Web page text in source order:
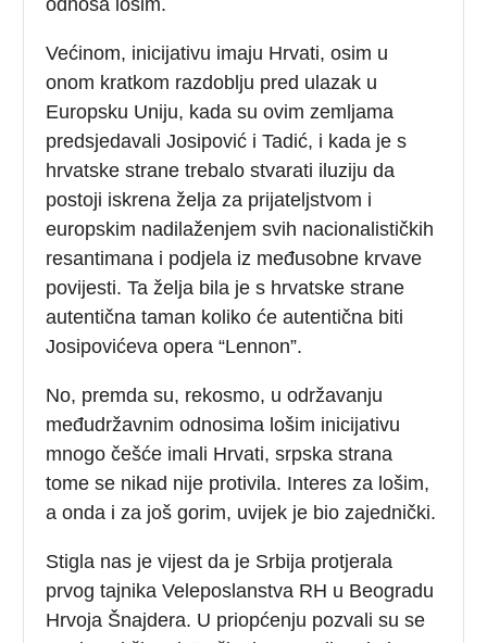
Većinom, inicijativu imaju Hrvati, osim u
onom kratkom razdoblju pred ulazak u
Europsku Uniju, kada su ovim zemljama
predsjedavali Josipović i Tadić, i kada je s
hrvatske strane trebalo stvarati iluziju da
postoji iskrena želja za prijateljstvom i
europskim nadilaženjem svih nacionalističkih
resantimana i podjela iz međusobne krvave
povijesti. Ta želja bila je s hrvatske strane
autentična taman koliko će autentična biti
Josipovićeva opera “Lennon”.
No, premda su, rekosmo, u održavanju
međudržavnim odnosima lošim inicijativu
mnogo češće imali Hrvati, srpska strana
tome se nikad nije protivila. Interes za lošim,
a onda i za još gorim, uvijek je bio zajednički.
Stigla nas je vijest da je Srbija protjerala
prvog tajnika Veleposlanstva RH u Beogradu
Hrvoja Šnajdera. U priopćenju pozvali su se